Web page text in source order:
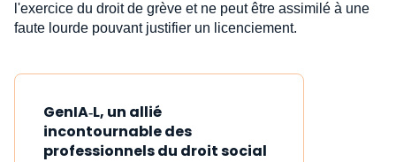
l'exercice du droit de grève et ne peut être assimilé à une
faute lourde pouvant justifier un licenciement.
GenIA‑L, un allié
incontournable des
professionnels du droit social